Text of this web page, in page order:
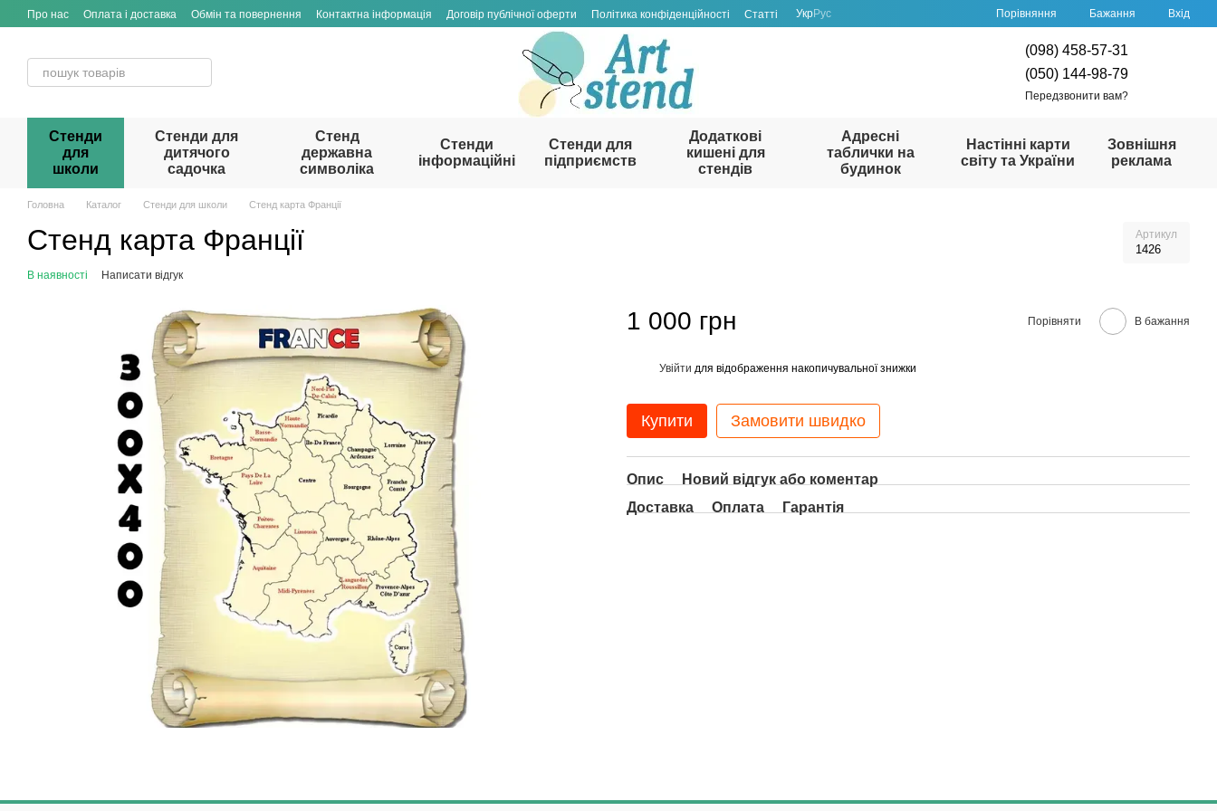
Перейти до основного контенту
Про нас Оплата і доставка Обмін та повернення Контактна інформація Договір публічної оферти Політика конфіденційності Статті УкрРус Порівняння Бажання Вхід
(098) 458-57-31
(050) 144-98-79
Передзвонити вам?
Стенди
для
школи
Стенди для
дитячого
садочка
Стенд
державна
символіка
Стенди
інформаційні
Стенди для
підприємств
Додаткові
кишені для
стендів
Адресні
таблички на
будинок
Настінні карти
світу та України
Зовнішня
реклама
Головна Каталог Стенди для школи Стенд карта Франції
Стенд карта Франції Артикул
1426
В наявності Написати відгук
1 000 грн Порівняти В бажання
Увійти для відображення накопичувальної знижки
Купити Замовити швидко
Опис
Новий відгук або коментар
Доставка
Оплата Гарантія